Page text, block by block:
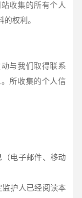
收集的所有个人
权利。
与我们取得联系
所收集的个人信
电子邮件、移动
监护人已经阅读本